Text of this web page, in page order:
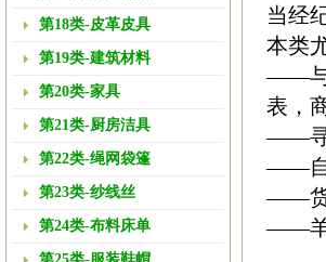
第18类-皮革皮具
第19类-建筑材料
第20类-家具
第21类-厨房洁具
第22类-绳网袋篷
第23类-纱线丝
第24类-布料床单
当经
本类
——与
表，
——寻
——自
——货
——羊